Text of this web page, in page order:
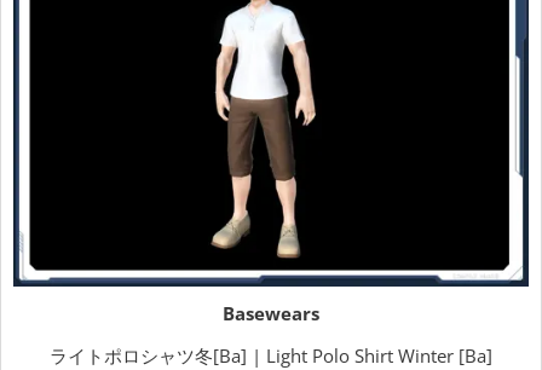
Basewears
ライトポロシャツ冬[Ba] | Light Polo Shirt Winter [Ba]